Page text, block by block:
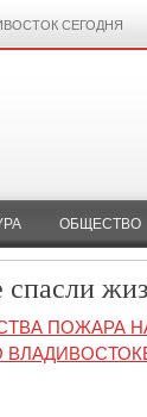
СЕГОДНЯ
ОБЩЕСТВО
ПОЖАРА